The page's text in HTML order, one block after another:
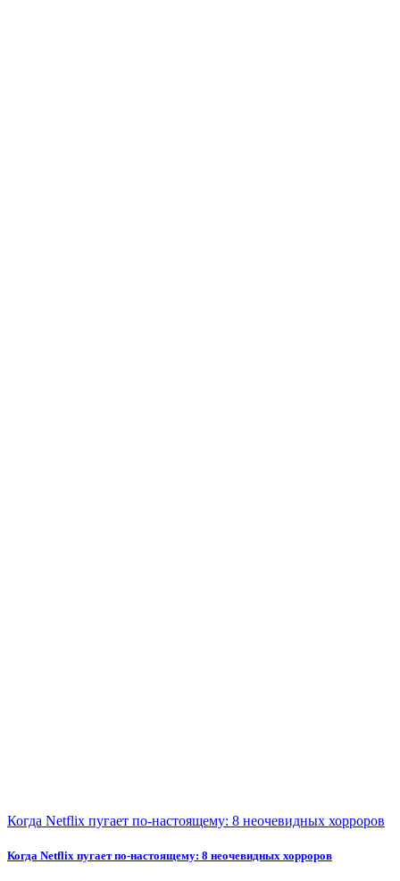
Когда Netflix пугает по-настоящему: 8 неочевидных хорроров
Когда Netflix пугает по-настоящему: 8 неочевидных хорроров